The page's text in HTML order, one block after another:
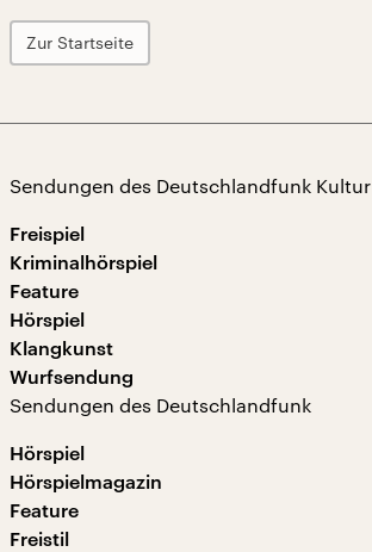
Zur Startseite
Sendungen des Deutschlandfunk Kultur
Freispiel
Kriminalhörspiel
Feature
Hörspiel
Klangkunst
Wurfsendung
Sendungen des Deutschlandfunk
Hörspiel
Hörspielmagazin
Feature
Freistil